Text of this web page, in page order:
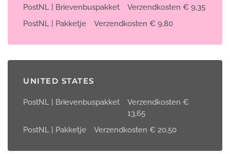
PostNL | Brievenbuspakket
Verzendkosten € 9,35
PostNL | Pakketje
Verzendkosten € 9,80
UNITED STATES
PostNL | Brievenbuspakket
Verzendkosten €
13,65
PostNL | Pakketje
Verzendkosten € 20,50